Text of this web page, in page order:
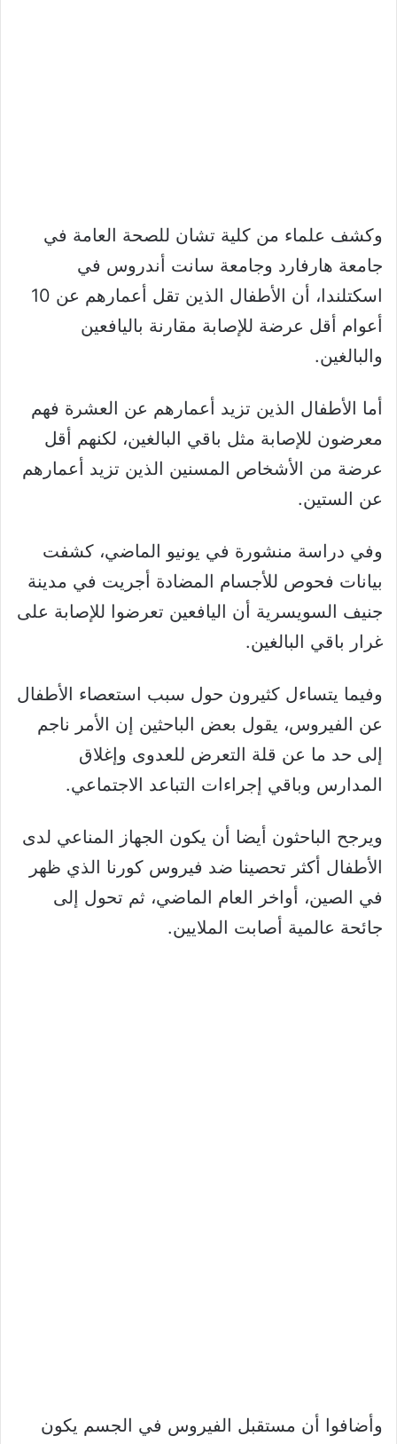
وكشف علماء من كلية تشان للصحة العامة في
جامعة هارفارد وجامعة سانت أندروس في
اسكتلندا، أن الأطفال الذين تقل أعمارهم عن 10
أعوام أقل عرضة للإصابة مقارنة باليافعين
والبالغين.
أما الأطفال الذين تزيد أعمارهم عن العشرة فهم
معرضون للإصابة مثل باقي البالغين، لكنهم أقل
عرضة من الأشخاص المسنين الذين تزيد أعمارهم
عن الستين.
وفي دراسة منشورة في يونيو الماضي، كشفت
بيانات فحوص للأجسام المضادة أجريت في مدينة
جنيف السويسرية أن اليافعين تعرضوا للإصابة على
غرار باقي البالغين.
وفيما يتساءل كثيرون حول سبب استعصاء الأطفال
عن الفيروس، يقول بعض الباحثين إن الأمر ناجم
إلى حد ما عن قلة التعرض للعدوى وإغلاق
المدارس وباقي إجراءات التباعد الاجتماعي.
ويرجح الباحثون أيضا أن يكون الجهاز المناعي لدى
الأطفال أكثر تحصينا ضد فيروس كورنا الذي ظهر
في الصين، أواخر العام الماضي، ثم تحول إلى
جائحة عالمية أصابت الملايين.
وأضافوا أن مستقبل الفيروس في الجسم يكون